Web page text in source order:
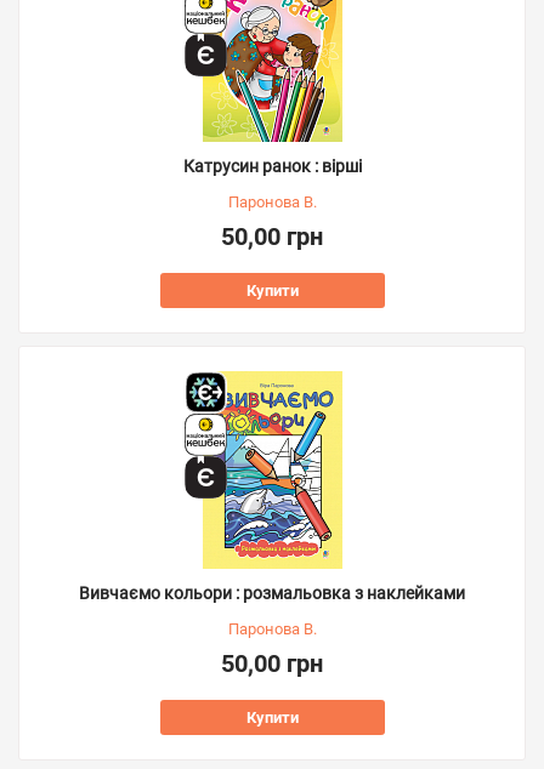
Катрусин ранок : вірші
Паронова В.
50,00 грн
Купити
Вивчаємо кольори : розмальовка з наклейками
Паронова В.
50,00 грн
Купити